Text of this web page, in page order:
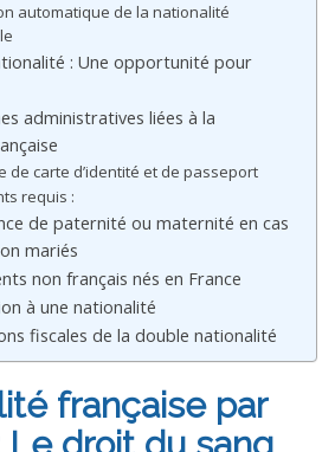
automatique de la nationalité
: Une opportunité pour
administratives liées à la
de carte d’identité et de passeport
requis :
de paternité ou maternité en cas
mariés
non français nés en France
à une nationalité
fiscales de la double nationalité
française par